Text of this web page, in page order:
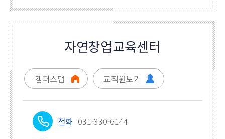
자연창업교육센터
캠퍼스맵 교직원보기
전화 031-330-6144